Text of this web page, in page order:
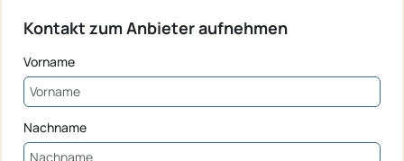
Kontakt zum Anbieter aufnehmen
Vorname
Nachname